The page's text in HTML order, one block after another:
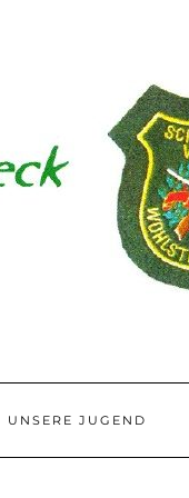
UNSERE JUGEND